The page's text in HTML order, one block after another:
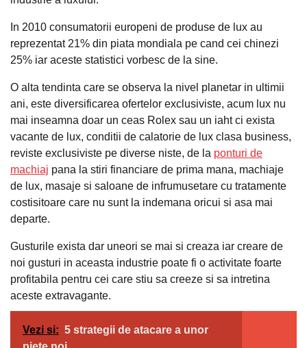
In 2010 consumatorii europeni de produse de lux au
reprezentat 21% din piata mondiala pe cand cei chinezi
25% iar aceste statistici vorbesc de la sine.
O alta tendinta care se observa la nivel planetar in ultimii
ani, este diversificarea ofertelor exclusiviste, acum lux nu
mai inseamna doar un ceas Rolex sau un iaht ci exista
vacante de lux, conditii de calatorie de lux clasa business,
reviste exclusiviste pe diverse niste, de la ponturi de
machiaj pana la stiri financiare de prima mana, machiaje
de lux, masaje si saloane de infrumusetare cu tratamente
costisitoare care nu sunt la indemana oricui si asa mai
departe.
Gusturile exista dar uneori se mai si creaza iar creare de
noi gusturi in aceasta industrie poate fi o activitate foarte
profitabila pentru cei care stiu sa creeze si sa intretina
aceste extravagante.
Vezi si: 5 strategii de atacare a unor